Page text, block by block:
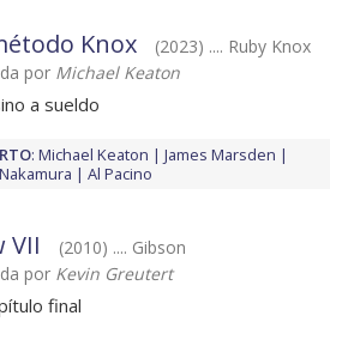
Knox
(2023) .... Ruby Knox
por Michael Keaton
a sueldo
: Michael Keaton
James Marsden
Al Pacino
VII
(2010) .... Gibson
por Kevin Greutert
final